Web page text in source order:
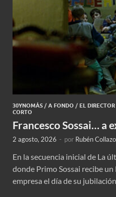
30YNOMÁS / A FONDO / EL
CORTO
Francesco Sossai… a
2 agosto, 2026 - por Rubén
En la secuencia inicial de La
donde Primo Sossai recibe
empresa el día de su